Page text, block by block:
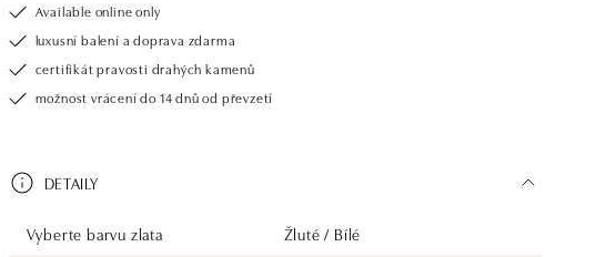
Available online only
luxusní balení a doprava zdarma
certifikát pravosti drahých kamenů
možnost vrácení do 14 dnů od převzetí
DETAILY
Vyberte barvu zlata
Žluté / Bílé